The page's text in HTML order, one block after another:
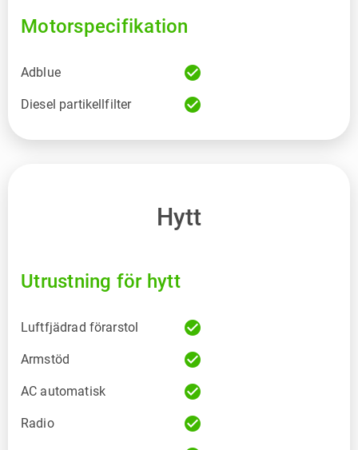
Motorspecifikation
Adblue check_circle
Diesel partikellfilter check_circle
Hytt
Utrustning för hytt
Luftfjädrad förarstol check_circle
Armstöd check_circle
AC automatisk check_circle
Radio check_circle